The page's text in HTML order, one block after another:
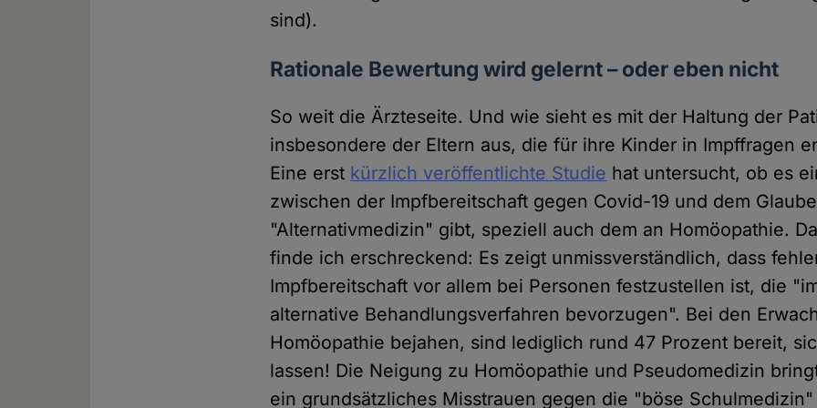
sind).
Rationale Bewertung wird gelernt – oder eben nicht
So weit die Ärzteseite. Und wie sieht es mit der Haltung der
insbesondere der Eltern aus, die für ihre Kinder in Impffragen
Eine erst kürzlich veröffentlichte Studie hat untersucht, ob es
zwischen der Impfbereitschaft gegen Covid-19 und dem
"Alternativmedizin" gibt, speziell auch dem an Homöopathie.
finde ich erschreckend: Es zeigt unmissverständlich, dass
Impfbereitschaft vor allem bei Personen festzustellen ist, die
alternative Behandlungsverfahren bevorzugen". Bei den
Homöopathie bejahen, sind lediglich rund 47 Prozent bereit,
lassen! Die Neigung zu Homöopathie und Pseudomedizin
ein grundsätzliches Misstrauen gegen die "böse